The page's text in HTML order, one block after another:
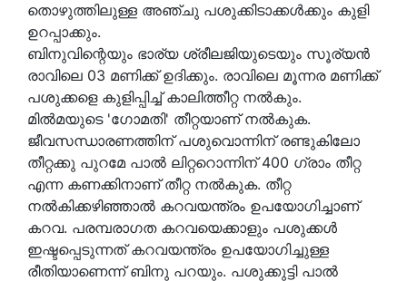
തൊഴുത്തിലുള്ള അഞ്ചു പശുക്കിടാക്കള്‍ക്കും കുളി
ഉറപ്പാക്കും.
ബിനുവിന്റെയും ഭാര്യ ശ്രീലജിയുടെയും സൂര്യന്‍
രാവിലെ 03 മണിക്ക് ഉദിക്കും. രാവിലെ മൂന്നര മണിക്ക്
പശുക്കളെ കുളിപ്പിച്ച് കാലിത്തീറ്റ നല്‍കും.
മില്‍മയുടെ 'ഗോമതി' തീറ്റയാണ് നല്‍കുക.
ജീവസന്ധാരണത്തിന് പശുവൊന്നിന് രണ്ടുകിലോ
തീറ്റക്കു പുറമേ പാല്‍ ലിറ്ററൊന്നിന് 400 ഗ്രാം തീറ്റ
എന്ന കണക്കിനാണ് തീറ്റ നല്‍കുക. തീറ്റ
നല്‍കിക്കഴിഞ്ഞാല്‍ കറവയന്ത്രം ഉപയോഗിച്ചാണ്
കറവ. പരമ്പരാഗത കറവയെക്കാളും പശുക്കള്‍
ഇഷ്ടപ്പെടുന്നത് കറവയന്ത്രം ഉപയോഗിച്ചുള്ള
രീതിയാണെന്ന് ബിനു പറയും. പശുക്കുട്ടി പാല്‍